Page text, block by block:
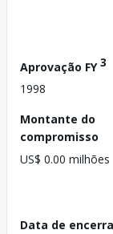
Aprovação FY3
1998
Montante do
compromisso
US$ 0.00 milhões
Data de